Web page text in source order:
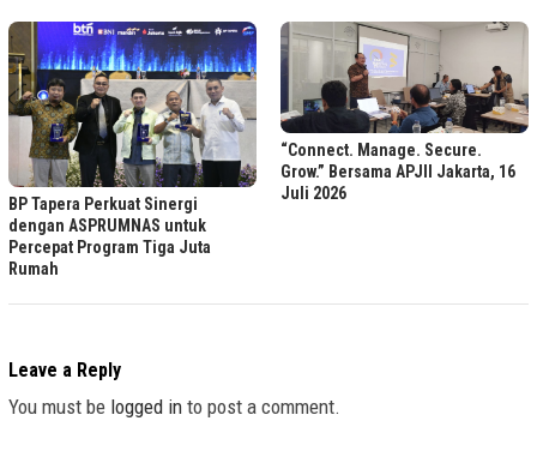
BP Tapera Perkuat Sinergi
dengan ASPRUMNAS untuk
Percepat Program Tiga Juta
Rumah
“Connect. Manage. Secure.
Grow.” Bersama APJII Jakarta, 16
Juli 2026
Leave a Reply
You must be logged in to post a comment.